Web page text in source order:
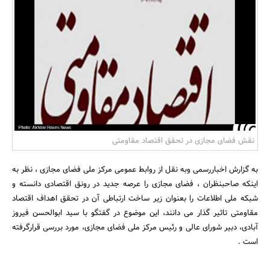
بانک، بیمه و سرمایه
نقش فضای مجازی در تحقق اقتصاد مقاومتی
به گزارش اخباررسمی وبه نقل از روابط عمومی مرکز ملی فضای مجازی ، نظر به
اینکه صاحبنظران ، فضای مجازی را عرصه جدید در رونق اقتصادی دانسته و
شبکه ملی اطلاعات را بعنوان زیر ساخت ارتباطی آن در تحقق اهداف اقتصاد
مقاومتی تاثیر گذار می دانند، این موضوع در گفتگو با سید ابوالحسن فیروز
آبادی، دبیر شورای عالی و رئیس مرکز ملی فضای مجازی، مورد بررسی قرارگرفته
است .